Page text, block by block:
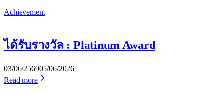
Achievement
ได้รับรางวัล : Platinum Award
03/06/256905/06/2026
Read more